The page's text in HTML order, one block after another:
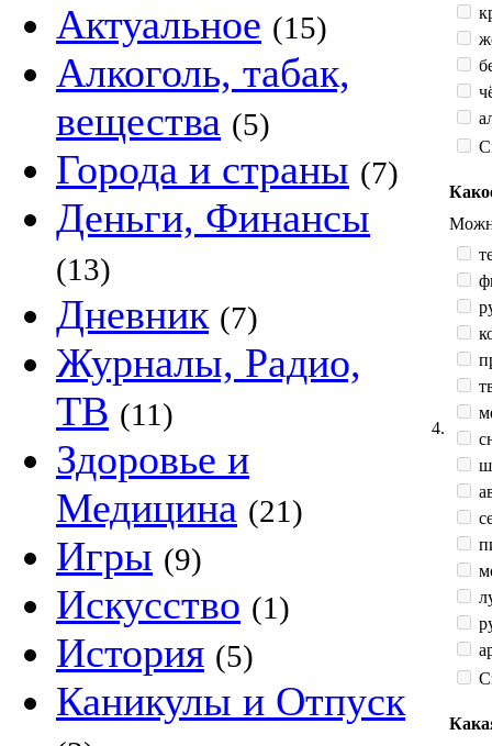
Актуальное (15)
Алкоголь, табак,
вещества (5)
Города и страны (7)
Деньги, Финансы
(13)
Дневник (7)
Журналы, Радио,
ТВ (11)
Здоровье и
Медицина (21)
Игры (9)
Искусство (1)
История (5)
Каникулы и Отпуск
4.